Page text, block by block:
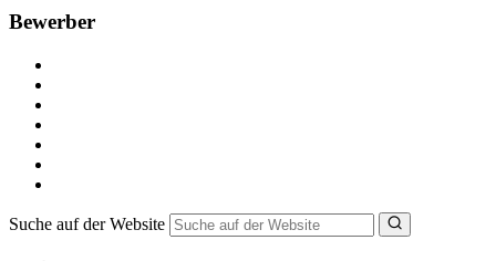
Bewerber
Suche auf der Website